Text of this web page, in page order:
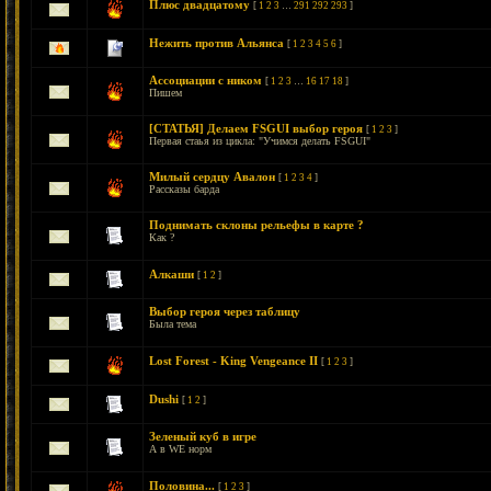
Плюс двадцатому [ 1 2 3 … 291 292 293 ]
Нежить против Альянса [ 1 2 3 4 5 6 ]
Ассоциации с ником [ 1 2 3 … 16 17 18 ]
Пишем
[СТАТЬЯ] Делаем FSGUI выбор героя [ 1 2 3 ]
Первая стаья из цикла: "Учимся делать FSGUI"
Милый сердцу Авалон [ 1 2 3 4 ]
Рассказы барда
Поднимать склоны рельефы в карте ?
Как ?
Алкаши [ 1 2 ]
Выбор героя через таблицу
Была тема
Lost Forest - King Vengeance II [ 1 2 3 ]
Dushi [ 1 2 ]
Зеленый куб в игре
А в WE норм
Половина... [ 1 2 3 ]